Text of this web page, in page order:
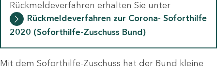
Rückmeldeverfahren erhalten Sie unter
Rückmeldeverfahren zur Corona- Soforthilfe
2020 (Soforthilfe-Zuschuss Bund)
Mit dem Soforthilfe-Zuschuss hat der Bund kleine